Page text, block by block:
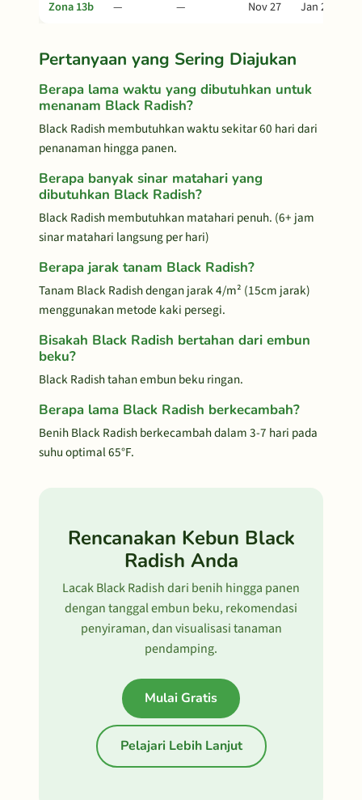
Zona 13b
— — Nov 27 Jan 26
Pertanyaan yang Sering Diajukan
Berapa lama waktu yang dibutuhkan untuk
menanam Black Radish?
Black Radish membutuhkan waktu sekitar 60 hari dari
penanaman hingga panen.
Berapa banyak sinar matahari yang
dibutuhkan Black Radish?
Black Radish membutuhkan matahari penuh. (6+ jam
sinar matahari langsung per hari)
Berapa jarak tanam Black Radish?
Tanam Black Radish dengan jarak 4/m² (15cm jarak)
menggunakan metode kaki persegi.
Bisakah Black Radish bertahan dari embun
beku?
Black Radish tahan embun beku ringan.
Berapa lama Black Radish berkecambah?
Benih Black Radish berkecambah dalam 3-7 hari pada
suhu optimal 65°F.
Rencanakan Kebun Black
Radish Anda
Lacak Black Radish dari benih hingga panen
dengan tanggal embun beku, rekomendasi
penyiraman, dan visualisasi tanaman
pendamping.
Mulai Gratis
Pelajari Lebih Lanjut